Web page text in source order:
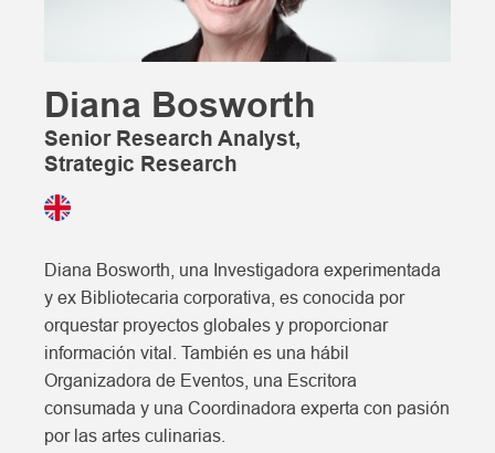
Diana Bosworth
Senior Research Analyst,
Strategic Research
Diana Bosworth, una Investigadora experimentada
y ex Bibliotecaria corporativa, es conocida por
orquestar proyectos globales y proporcionar
información vital. También es una hábil
Organizadora de Eventos, una Escritora
consumada y una Coordinadora experta con pasión
por las artes culinarias.